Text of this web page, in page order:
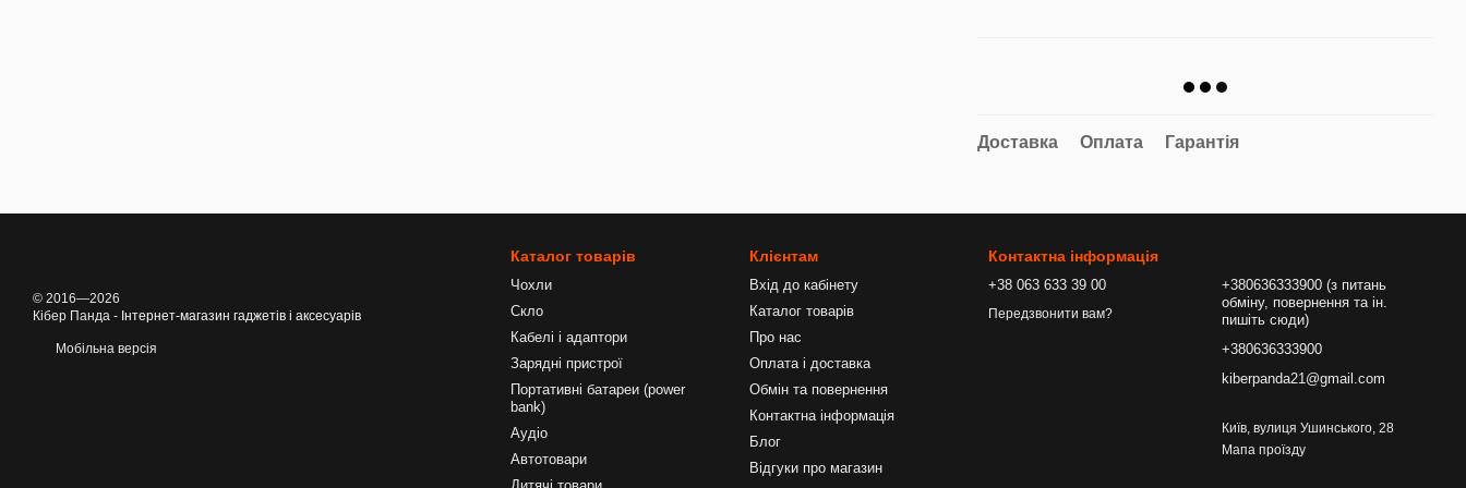
Доставка Оплата Гарантія
© 2016—2026
Кібер Панда - Інтернет-магазин гаджетів і аксесуарів
Мобільна версія
Каталог товарів
Чохли
Скло
Кабелі і адаптори
Зарядні пристрої
Портативні батареи (power
bank)
Аудіо
Автотовари
Клієнтам
Вхід до кабінету
Каталог товарів
Про нас
Оплата і доставка
Обмін та повернення
Контактна інформація
Блог
Відгуки про магазин
Контактна інформація
+38 063 633 39 00
Передзвонити вам?
+380636333900 (з питань
обміну, повернення та ін.
пишіть сюди)
+380636333900
kiberpanda21@gmail.com
Київ, вулиця Ушинського, 28
Мапа проїзду